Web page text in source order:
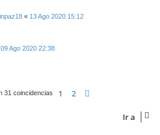
« 13 Ago 2020 15:12
09 Ago 2020 22:38
31 coincidencias 1 2
Ir a